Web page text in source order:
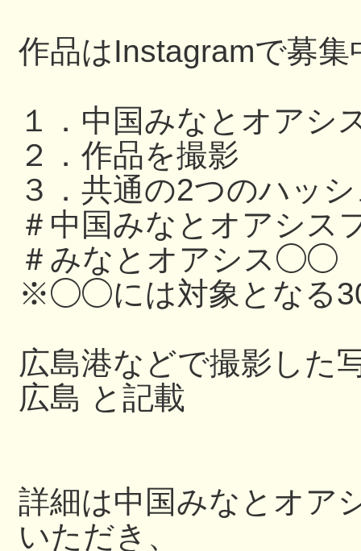
作品はInstagramで募集
１．中国みなとオアシ
２．作品を撮影
３．共通の2つのハッ
＃中国みなとオアシス
＃みなとオアシス◯◯
※◯◯には対象となる
広島港などで撮影した
広島 と記載
詳細は中国みなとオア
いただき、